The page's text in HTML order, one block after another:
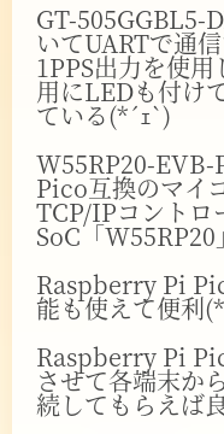
GT-505GGBL5-
いてUARTで通
1PPS出力を使
用にLEDも付け
ている(*´ｪ`)
W55RP20-
Pico互換のマイ
TCP/IPコントロ
SoC「
Raspberry Pi
能も使えて便利
Raspberry Pi
させて各端末か
続してもらえば